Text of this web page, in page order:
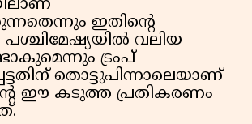
ഇതിൻ്റെ
പശ്ചിമേഷ്യയിൽ വലിയ
ട്രംപ്
തൊട്ടുപിന്നാലെയാണ്
ഈ കടുത്ത പ്രതികരണം